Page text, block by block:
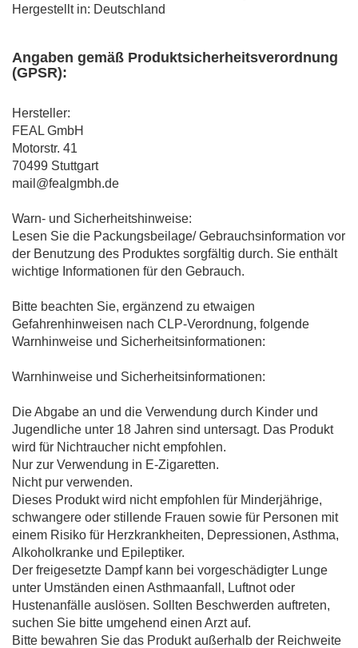
Hergestellt in: Deutschland
Angaben gemäß Produktsicherheitsverordnung
(GPSR):
Hersteller:
FEAL GmbH
Motorstr. 41
70499 Stuttgart
mail@fealgmbh.de
Warn- und Sicherheitshinweise:
Lesen Sie die Packungsbeilage/ Gebrauchsinformation vor
der Benutzung des Produktes sorgfältig durch. Sie enthält
wichtige Informationen für den Gebrauch.
Bitte beachten Sie, ergänzend zu etwaigen
Gefahrenhinweisen nach CLP-Verordnung, folgende
Warnhinweise und Sicherheitsinformationen:
Warnhinweise und Sicherheitsinformationen:
Die Abgabe an und die Verwendung durch Kinder und
Jugendliche unter 18 Jahren sind untersagt. Das Produkt
wird für Nichtraucher nicht empfohlen.
Nur zur Verwendung in E-Zigaretten.
Nicht pur verwenden.
Dieses Produkt wird nicht empfohlen für Minderjährige,
schwangere oder stillende Frauen sowie für Personen mit
einem Risiko für Herzkrankheiten, Depressionen, Asthma,
Alkoholkranke und Epileptiker.
Der freigesetzte Dampf kann bei vorgeschädigter Lunge
unter Umständen einen Asthmaanfall, Luftnot oder
Hustenanfälle auslösen. Sollten Beschwerden auftreten,
suchen Sie bitte umgehend einen Arzt auf.
Bitte bewahren Sie das Produkt außerhalb der Reichweite